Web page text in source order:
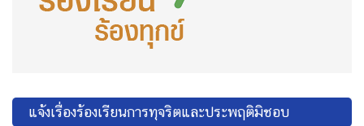
แจ้งเรื่องร้องเรียนการทุจริตและประพฤติมิชอบ